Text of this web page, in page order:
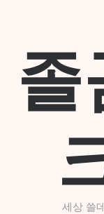
졸
세상 쓸